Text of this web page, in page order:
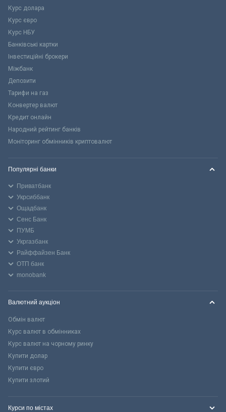
Курс долара
Курс євро
Курс НБУ
Банківські картки
Інвестиційні брокери
Міжбанк
Депозити
Тарифи на газ
Конвертер валют
Кредит онлайн
Народний рейтинг банків
Моніторинг обмінників криптовалют
Популярні банки
Приватбанк
Укрсиббанк
Ощадбанк
Сенс Банк
ПУМБ
Укргазбанк
Райффайзен Банк
ОТП банк
monobank
Валютний аукціон
Обмін валют
Курс валют в обмінниках
Курс валют на чорному ринку
Купити долар
Купити євро
Купити злотий
Курси по містах